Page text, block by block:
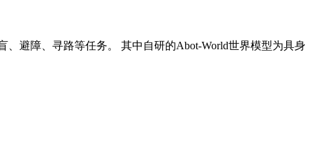
避障、寻路等任务。 其中自研的Abot-World世界模型为具身